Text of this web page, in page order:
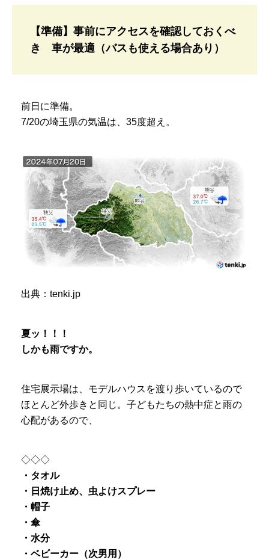
【準備】事前にアクセスを確認しておくべ
き 車が最適（バスも使える場合あり）
前日に準備。
7/20の埼玉県の気温は、35度超え。
出典：tenki.jp
夏ッ！！！
しかも雨ですか。
住宅展示場は、モデルハウスを渡り歩いているので
ほとんど外歩きと同じ。子どもたちの熱中症と雨の
心配があるので、
◇◇◇
・タオル
・日焼け止め、虫よけスプレー
・帽子
・傘
・水分
・ベビーカー（次男用）